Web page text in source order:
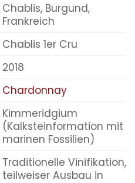
Chablis, Burgund,
Frankreich
Chablis 1er Cru
2018
Chardonnay
Kimmeridgium
(Kalksteinformation mit
marinen Fossilien)
Traditionelle Vinifikation,
teilweiser Ausbau in